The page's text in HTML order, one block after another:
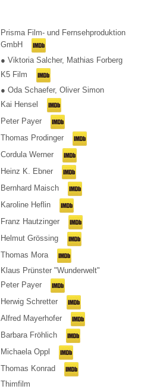
Prisma Film- und Fernsehproduktion
GmbH
● Viktoria Salcher, Mathias Forberg
K5 Film
● Oda Schaefer, Oliver Simon
Kai Hensel
Peter Payer
Thomas Prodinger
Cordula Werner
Heinz K. Ebner
Bernhard Maisch
Karoline Heflin
Franz Hautzinger
Helmut Grössing
Thomas Mora
Klaus Prünster "Wunderwelt"
Peter Payer
Herwig Schretter
Alfred Mayerhofer
Barbara Fröhlich
Michaela Oppl
Thomas Konrad
Thimfilm